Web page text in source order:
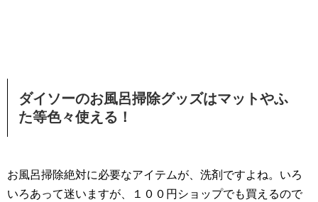
ダイソーのお風呂掃除グッズはマットやふ
た等色々使える！
お風呂掃除絶対に必要なアイテムが、洗剤ですよね。いろ
いろあって迷いますが、１００円ショップでも買えるので